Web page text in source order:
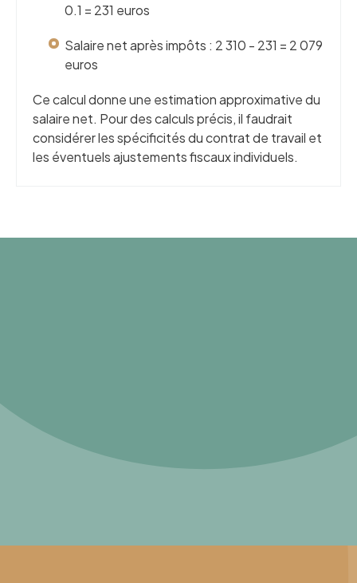
0.1 = 231 euros
Salaire net après impôts : 2 310 - 231 = 2 079
euros
Ce calcul donne une estimation approximative du
salaire net. Pour des calculs précis, il faudrait
considérer les spécificités du contrat de travail et
les éventuels ajustements fiscaux individuels.